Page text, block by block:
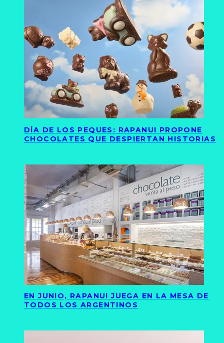
DÍA DE LOS PEQUES: RAPANUI PROPONE
CHOCOLATES QUE DESPIERTAN HISTORIAS
EN JUNIO, RAPANUI JUEGA EN LA MESA DE
TODOS LOS ARGENTINOS